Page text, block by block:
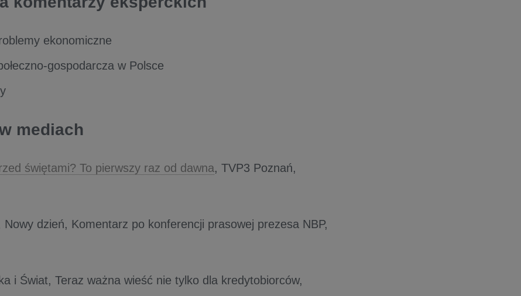
ekonomiczne
gospodarcza w Polsce
mediach
świętami? To pierwszy raz od dawna, TVP3 Poznań,
Nowy dzień, Komentarz po konferencji prasowej prezesa NBP,
i Świat, Teraz ważna wieść nie tylko dla kredytobiorców,